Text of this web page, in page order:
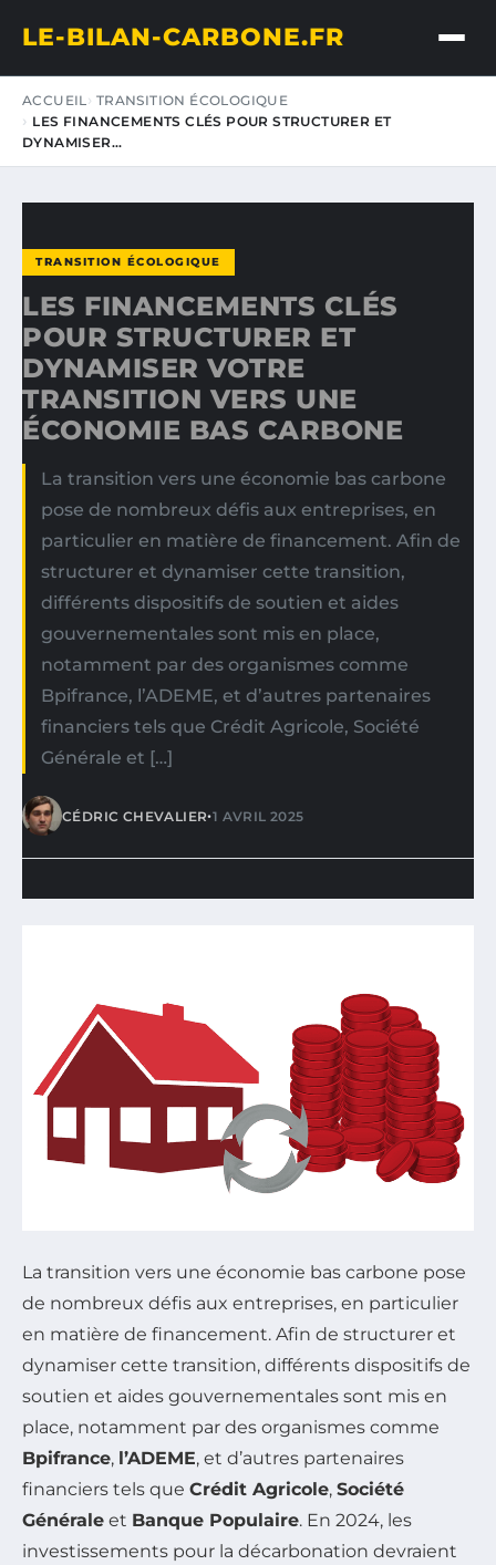
LE-BILAN-CARBONE.FR
ACCUEIL TRANSITION ÉCOLOGIQUE
LES FINANCEMENTS CLÉS POUR STRUCTURER ET
DYNAMISER…
TRANSITION ÉCOLOGIQUE
LES FINANCEMENTS CLÉS
POUR STRUCTURER ET
DYNAMISER VOTRE
TRANSITION VERS UNE
ÉCONOMIE BAS CARBONE
La transition vers une économie bas carbone
pose de nombreux défis aux entreprises, en
particulier en matière de financement. Afin de
structurer et dynamiser cette transition,
différents dispositifs de soutien et aides
gouvernementales sont mis en place,
notamment par des organismes comme
Bpifrance, l’ADEME, et d’autres partenaires
financiers tels que Crédit Agricole, Société
Générale et […]
CÉDRIC CHEVALIER•1 AVRIL 2025
La transition vers une économie bas carbone pose
de nombreux défis aux entreprises, en particulier
en matière de financement. Afin de structurer et
dynamiser cette transition, différents dispositifs de
soutien et aides gouvernementales sont mis en
place, notamment par des organismes comme
Bpifrance, l’ADEME, et d’autres partenaires
financiers tels que Crédit Agricole, Société
Générale et Banque Populaire. En 2024, les
investissements pour la décarbonation devraient